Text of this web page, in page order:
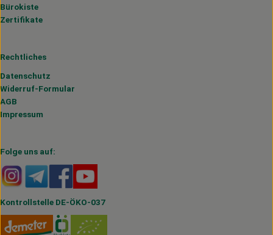
Bürokiste
Zertifikate
Rechtliches
Datenschutz
Widerruf-Formular
AGB
Impressum
Folge uns auf:
Externer Link zu https://www.instagram.com/
Externer Link zu https://t.me/s/hofmahlitzsch
Externer Link zu https://www.facebook.com/
Kontrollstelle DE-ÖKO-037